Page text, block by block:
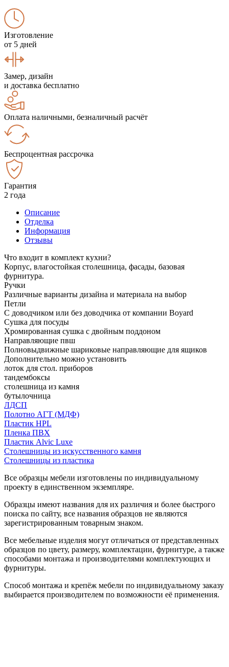
Изготовление
от 5 дней
Замер, дизайн
и доставка бесплатно
Оплата наличными, безналичный расчёт
Беспроцентная рассрочка
Гарантия
2 года
Описание
Отделка
Информация
Отзывы
Что входит в комплект кухни?
Корпус, влагостойкая столешница, фасады, базовая
фурнитура.
Ручки
Различные варианты дизайна и материала на выбор
Петли
С доводчиком или без доводчика от компании Boyard
Сушка для посуды
Хромированная сушка с двойным поддоном
Направляющие пвш
Полновыдвижные шариковые направляющие для ящиков
Дополнительно можно установить
лоток для стол. приборов
тандембоксы
столешница из камня
бутылочница
ЛДСП
Полотно АГТ (МДФ)
Пластик HPL
Пленка ПВХ
Пластик Alvic Luxe
Столешницы из искусственного камня
Столешницы из пластика
Все образцы мебели изготовлены по индивидуальному
проекту в единственном экземпляре.
Образцы имеют названия для их различия и более быстрого
поиска по сайту, все названия образцов не являются
зарегистрированным товарным знаком.
Все мебельные изделия могут отличаться от представленных
образцов по цвету, размеру, комплектации, фурнитуре, а также
способами монтажа и производителями комплектующих и
фурнитуры.
Способ монтажа и крепёж мебели по индивидуальному заказу
выбирается производителем по возможности её применения.